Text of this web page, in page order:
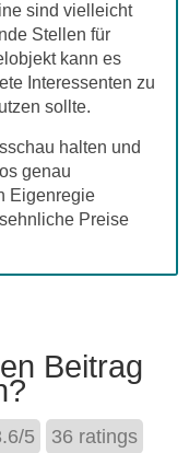
sind vielleicht
Stellen für
kann es
Interessenten zu
sollte.
halten und
genau
Eigenregie
Preise
Beitrag
/5 36 ratings